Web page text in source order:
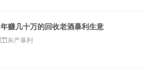
年赚几十万的回收老酒暴利生意
灰产暴利